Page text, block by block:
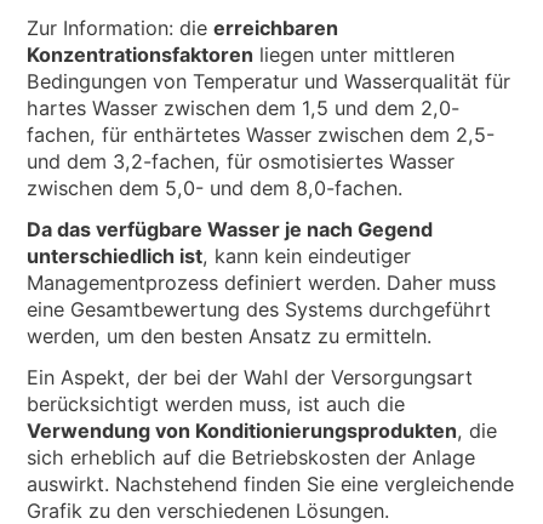
Zur Information: dieerreichbaren
Konzentrationsfaktoren liegen unter mittleren
Bedingungen von Temperatur und Wasserqualität für
hartes Wasser zwischen dem 1,5 und dem 2,0-
fachen, für enthärtetes Wasser zwischen dem 2,5-
und dem 3,2-fachen, für osmotisiertes Wasser
zwischen dem 5,0- und dem 8,0-fachen.
Da das verfügbare Wasser je nach Gegend
unterschiedlich ist, kann kein eindeutiger
Managementprozess definiert werden. Daher muss
eine Gesamtbewertung des Systems durchgeführt
werden, um den besten Ansatz zu ermitteln.
Ein Aspekt, der bei der Wahl der Versorgungsart
berücksichtigt werden muss, ist auch die
Verwendung von Konditionierungsprodukten, die
sich erheblich auf die Betriebskosten der Anlage
auswirkt. Nachstehend finden Sie eine vergleichende
Grafik zu den verschiedenen Lösungen.